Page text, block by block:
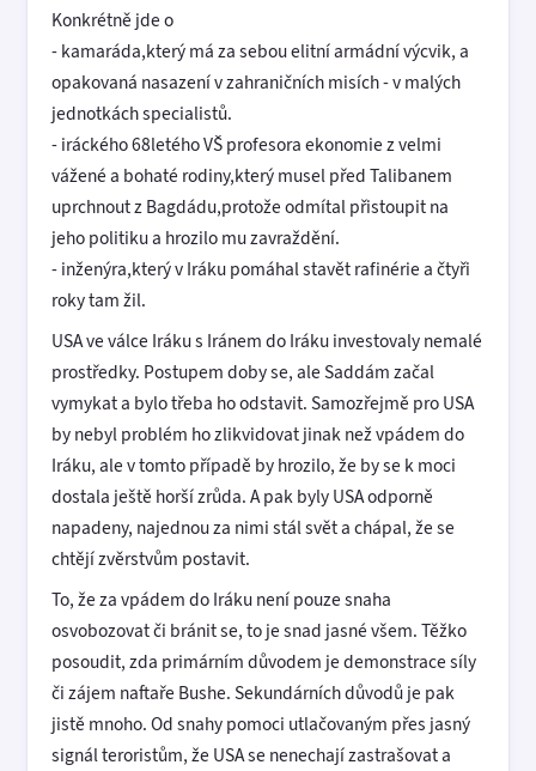
Konkrétně jde o
- kamaráda,který má za sebou elitní armádní výcvik, a
opakovaná nasazení v zahraničních misích - v malých
jednotkách specialistů.
- iráckého 68letého VŠ profesora ekonomie z velmi
vážené a bohaté rodiny,který musel před Talibanem
uprchnout z Bagdádu,protože odmítal přistoupit na
jeho politiku a hrozilo mu zavraždění.
- inženýra,který v Iráku pomáhal stavět rafinérie a čtyři
roky tam žil.
USA ve válce Iráku s Iránem do Iráku investovaly nemalé
prostředky. Postupem doby se, ale Saddám začal
vymykat a bylo třeba ho odstavit. Samozřejmě pro USA
by nebyl problém ho zlikvidovat jinak než vpádem do
Iráku, ale v tomto případě by hrozilo, že by se k moci
dostala ještě horší zrůda. A pak byly USA odporně
napadeny, najednou za nimi stál svět a chápal, že se
chtějí zvěrstvům postavit.
To, že za vpádem do Iráku není pouze snaha
osvobozovat či bránit se, to je snad jasné všem. Těžko
posoudit, zda primárním důvodem je demonstrace síly
či zájem naftaře Bushe. Sekundárních důvodů je pak
jistě mnoho. Od snahy pomoci utlačovaným přes jasný
signál teroristům, že USA se nenechají zastrašovat a